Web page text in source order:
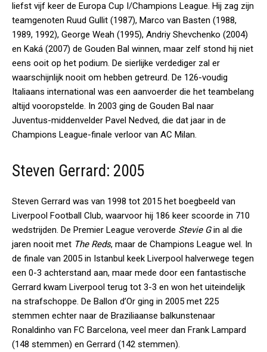
liefst vijf keer de Europa Cup I/Champions League. Hij zag zijn
teamgenoten Ruud Gullit (1987), Marco van Basten (1988,
1989, 1992), George Weah (1995), Andriy Shevchenko (2004)
en Kaká (2007) de Gouden Bal winnen, maar zelf stond hij niet
eens ooit op het podium. De sierlijke verdediger zal er
waarschijnlijk nooit om hebben getreurd. De 126-voudig
Italiaans international was een aanvoerder die het teambelang
altijd vooropstelde. In 2003 ging de Gouden Bal naar
Juventus-middenvelder Pavel Nedved, die dat jaar in de
Champions League-finale verloor van AC Milan.
Steven Gerrard: 2005
Steven Gerrard was van 1998 tot 2015 het boegbeeld van
Liverpool Football Club, waarvoor hij 186 keer scoorde in 710
wedstrijden. De Premier League veroverde Stevie Gin al die
jaren nooit met The Reds, maar de Champions League wel. In
de finale van 2005 in Istanbul keek Liverpool halverwege tegen
een 0-3 achterstand aan, maar mede door een fantastische
Gerrard kwam Liverpool terug tot 3-3 en won het uiteindelijk
na strafschoppe. De Ballon d’Or ging in 2005 met 225
stemmen echter naar de Braziliaanse balkunstenaar
Ronaldinho van FC Barcelona, veel meer dan Frank Lampard
(148 stemmen) en Gerrard (142 stemmen).